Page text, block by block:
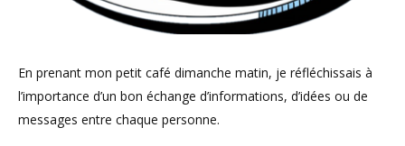
En prenant mon petit café dimanche matin, je réfléchissais à
l’importance d’un bon échange d’informations, d’idées ou de
messages entre chaque personne.